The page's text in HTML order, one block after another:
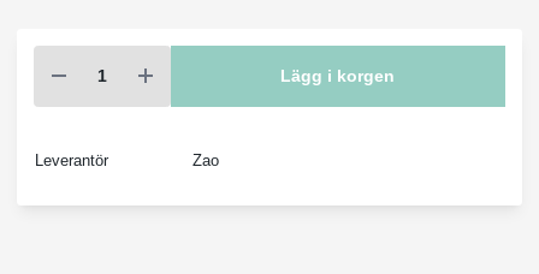
Lägg i korgen
Leverantör Zao